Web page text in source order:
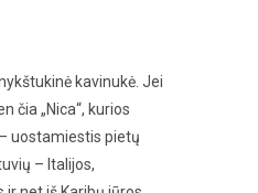
kavinukė. Jei
čia „Nica“, kurios
uostamiestis pietų
– Italijos,